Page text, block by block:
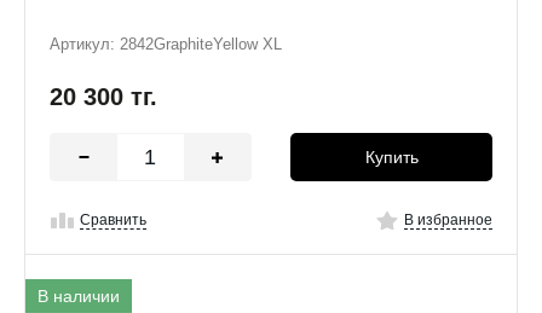
Артикул: 2842GraphiteYellow XL
20 300 тг.
Купить
Сравнить В избранное
В наличии